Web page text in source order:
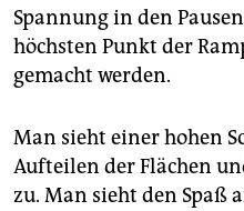
Spannung in den
höchsten Punkt der
gemacht werden.
Man sieht einer hohen
Aufteilen der Flächen
zu. Man sieht den Spaß